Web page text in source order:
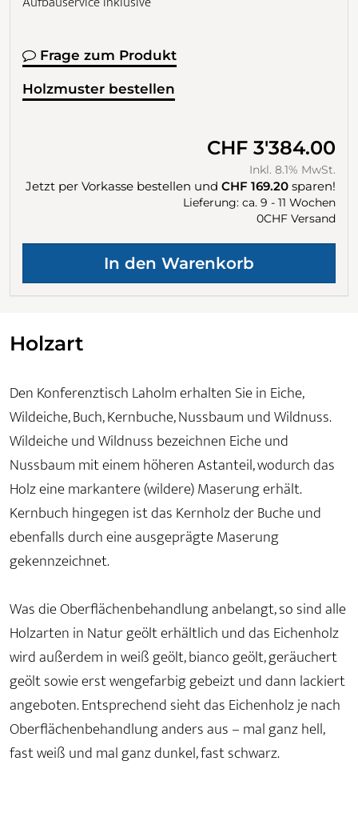
Frage zum Produkt
Holzmuster bestellen
CHF 3'384.00
Inkl. 8.1% MwSt.
Jetzt per Vorkasse bestellen und CHF 169.20 sparen!
Lieferung: ca. 9 - 11 Wochen
0CHF Versand
Holzart
Den Konferenztisch Laholm erhalten Sie in Eiche,
Wildeiche, Buch, Kernbuche, Nussbaum und Wildnuss.
Wildeiche und Wildnuss bezeichnen Eiche und
Nussbaum mit einem höheren Astanteil, wodurch das
Holz eine markantere (wildere) Maserung erhält.
Kernbuch hingegen ist das Kernholz der Buche und
ebenfalls durch eine ausgeprägte Maserung
gekennzeichnet.
Was die Oberflächenbehandlung anbelangt, so sind alle
Holzarten in Natur geölt erhältlich und das Eichenholz
wird außerdem in weiß geölt, bianco geölt, geräuchert
geölt sowie erst wengefarbig gebeizt und dann lackiert
angeboten. Entsprechend sieht das Eichenholz je nach
Oberflächenbehandlung anders aus – mal ganz hell,
fast weiß und mal ganz dunkel, fast schwarz.